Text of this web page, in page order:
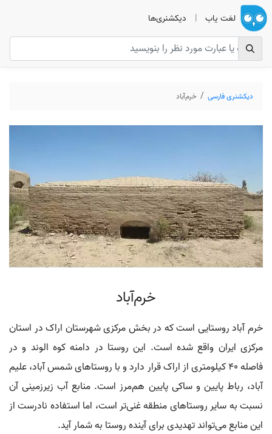
لغت یاب | دیکشنری‌ها
دیکشنری فارسی خرم‌آباد
خرم‌آباد
خرم آباد روستایی است که در بخش مرکزی شهرستان اراک در استان
مرکزی ایران واقع شده است. این روستا در دامنه کوه الوند و در
فاصله ۴۰ کیلومتری از اراک قرار دارد و با روستاهای شمس آباد، علیم
آباد، رباط پایین و ساکی پایین هم‌مرز است. منابع آب زیرزمینی آن
نسبت به سایر روستاهای منطقه غنی‌تر است، اما استفاده نادرست از
این منابع می‌تواند تهدیدی برای آینده روستا به شمار آید.